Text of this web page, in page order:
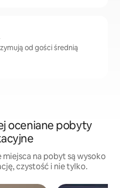
od gości średnią
oceniane pobyty
na pobyt są wysoko
czystość i nie tylko.